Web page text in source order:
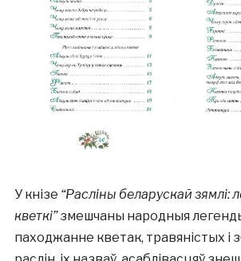
У кнізе “Расліны беларускай зямлі:
кветкі”змешчаны народныя
паходжанне кветак, травяністых